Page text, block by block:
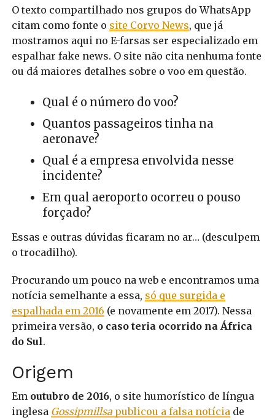
O texto compartilhado nos grupos do WhatsApp
citam como fonte o site Corvo News, que já
mostramos aqui no E-farsas ser especializado em
espalhar fake news. O site não cita nenhuma fonte
ou dá maiores detalhes sobre o voo em questão.
Qual é o número do voo?
Quantos passageiros tinha na
aeronave?
Qual é a empresa envolvida nesse
incidente?
Em qual aeroporto ocorreu o pouso
forçado?
Essas e outras dúvidas ficaram no ar… (desculpem
o trocadilho).
Procurando um pouco na web e encontramos uma
notícia semelhante a essa, só que surgida e
espalhada em 2016 (e novamente em 2017). Nessa
primeira versão, o caso teria ocorrido na África
do Sul.
Origem
Em outubro de 2016, o site humorístico de língua
inglesa Gossipmillsapublicou a falsa notíciade